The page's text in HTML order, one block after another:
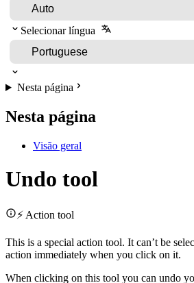
Selecionar língua
Nesta página
Nesta página
Visão geral
Undo tool
⚡ Action tool
This is a special action tool. It can’t be
action immediately when you click on it.
When clicking on this tool you can undo